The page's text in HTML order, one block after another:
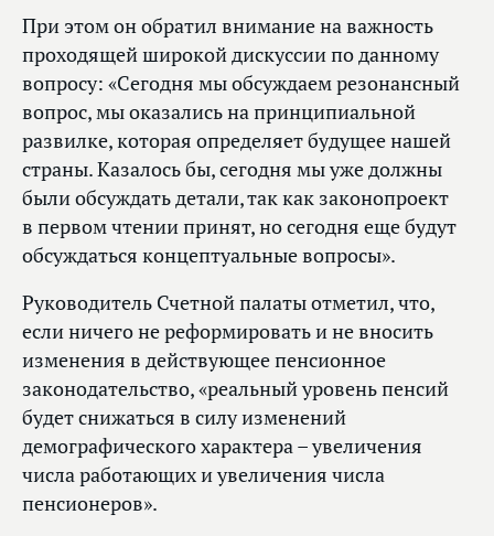
При этом он обратил внимание на важность
проходящей широкой дискуссии по данному
вопросу: «Сегодня мы обсуждаем резонансный
вопрос, мы оказались на принципиальной
развилке, которая определяет будущее нашей
страны. Казалось бы, сегодня мы уже должны
были обсуждать детали, так как законопроект
в первом чтении принят, но сегодня еще будут
обсуждаться концептуальные вопросы».
Руководитель Счетной палаты отметил, что,
если ничего не реформировать и не вносить
изменения в действующее пенсионное
законодательство, «реальный уровень пенсий
будет снижаться в силу изменений
демографического характера – увеличения
числа работающих и увеличения числа
пенсионеров».